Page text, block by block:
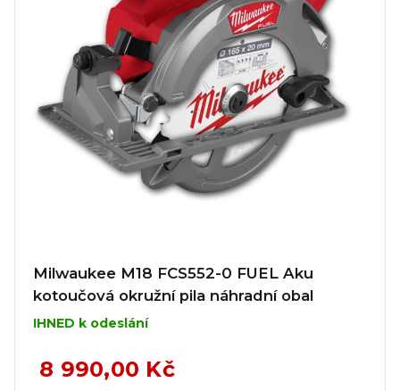
Milwaukee M18 FCS552-0 FUEL Aku
kotoučová okružní pila náhradní obal
IHNED k odeslání
8 990,00 Kč